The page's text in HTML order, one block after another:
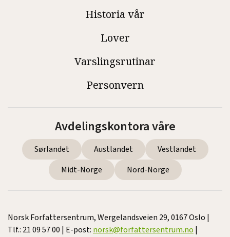
Historia vår
Lover
Varslingsrutinar
Personvern
Avdelingskontora våre
Sørlandet Austlandet
Vestlandet
Midt-Norge
Nord-Norge
Norsk Forfattersentrum, Wergelandsveien 29, 0167 Oslo |
Tlf.: 21 09 57 00 | E-post: norsk@forfattersentrum.no |